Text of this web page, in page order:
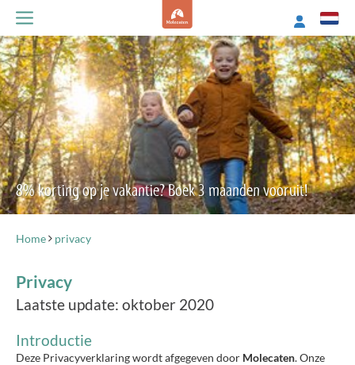
8% korting op je vakantie? Boek 3 maanden vooruit!
Home privacy
Privacy
Laatste update: oktober 2020
Introductie
Deze Privacyverklaring wordt afgegeven door Molecaten. Onze